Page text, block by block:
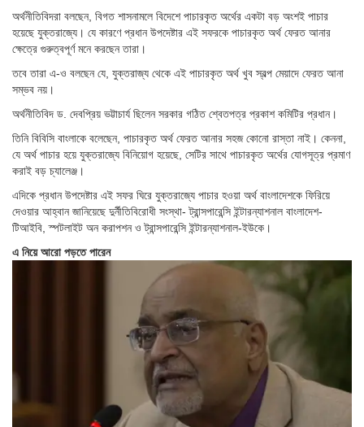
অর্থনীতিবিদরা বলছেন, বিগত শাসনামলে বিদেশে পাচারকৃত অর্থের একটা বড় অংশই পাচার
হয়েছে যুক্তরাজ্যে। যে কারণে প্রধান উপদেষ্টার এই সফরকে পাচারকৃত অর্থ ফেরত আনার
ক্ষেত্রে গুরুত্বপূর্ণ মনে করছেন তারা।
তবে তারা এ-ও বলছেন যে, যুক্তরাজ্য থেকে এই পাচারকৃত অর্থ খুব স্বল্প মেয়াদে ফেরত আনা
সম্ভব নয়।
অর্থনীতিবিদ ড. দেবপ্রিয় ভট্টাচার্য ছিলেন সরকার গঠিত শ্বেতপত্র প্রকাশ কমিটির প্রধান।
তিনি বিবিসি বাংলাকে বলেছেন, পাচারকৃত অর্থ ফেরত আনার সহজ কোনো রাস্তা নাই। কেননা,
যে অর্থ পাচার হয়ে যুক্তরাজ্যে বিনিয়োগ হয়েছে, সেটির সাথে পাচারকৃত অর্থের যোগসূত্র প্রমাণ
করাই বড় চ্যালেঞ্জ।
এদিকে প্রধান উপদেষ্টার এই সফর ঘিরে যুক্তরাজ্যে পাচার হওয়া অর্থ বাংলাদেশকে ফিরিয়ে
দেওয়ার আহ্বান জানিয়েছে দুর্নীতিবিরোধী সংস্থা- ট্রান্সপারেন্সি ইন্টারন্যাশনাল বাংলাদেশ-
টিআইবি, স্পটলাইট অন করাপশন ও ট্রান্সপারেন্সি ইন্টারন্যাশনাল-ইউকে।
এ নিয়ে আরো পড়তে পারেন